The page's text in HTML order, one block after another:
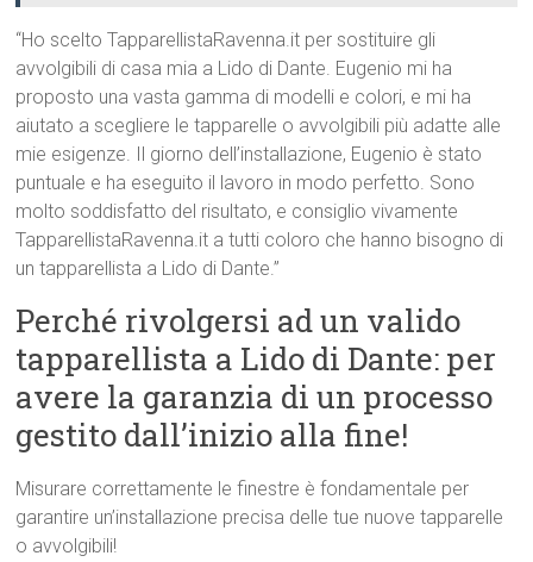
“Ho scelto TapparellistaRavenna.it per sostituire gli
avvolgibili di casa mia a Lido di Dante. Eugenio mi ha
proposto una vasta gamma di modelli e colori, e mi ha
aiutato a scegliere le tapparelle o avvolgibili più adatte alle
mie esigenze. Il giorno dell’installazione, Eugenio è stato
puntuale e ha eseguito il lavoro in modo perfetto. Sono
molto soddisfatto del risultato, e consiglio vivamente
TapparellistaRavenna.it a tutti coloro che hanno bisogno di
un tapparellista a Lido di Dante.”
Perché rivolgersi ad un valido
tapparellista a Lido di Dante: per
avere la garanzia di un processo
gestito dall’inizio alla fine!
Misurare correttamente le finestre è fondamentale per
garantire un’installazione precisa delle tue nuove tapparelle
o avvolgibili!